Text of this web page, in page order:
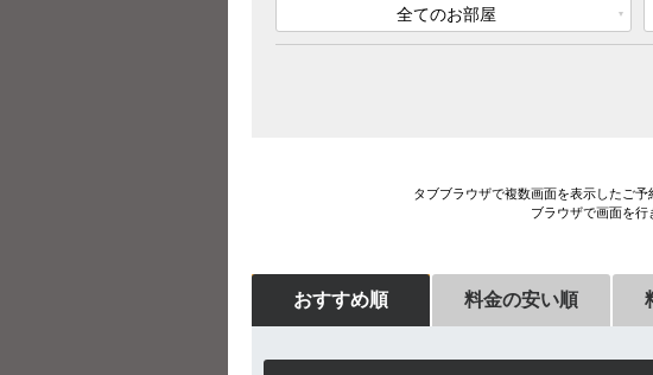
全てのお部屋
タブブラウザで複数画面を表示したご
ブラウザで画面を行
おすすめ順 料金の安い順